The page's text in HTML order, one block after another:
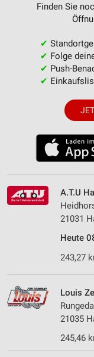
Finden Sie
✔
✔ Folge
✔ Push-
✔
A.T.U
21031
Heute
243,27
Louis
21035
245,46